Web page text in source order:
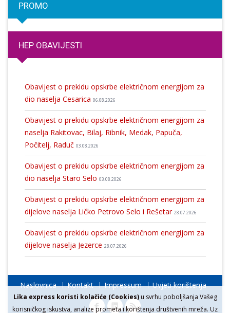
Lika express koristi kolačiće (Cookies)u svrhu poboljšanja Vašeg
korisničkog iskustva, analize prometa i korištenja društvenih mreža. Uz
PROMO
HEP OBAVIJESTI
Obavijest o prekidu opskrbe električnom energijom za
dio naselja Cesarica 06.08.2026
Obavijest o prekidu opskrbe električnom energijom za
naselja Rakitovac, Bilaj, Ribnik, Medak, Papuča,
Počitelj, Raduč 03.08.2026
Obavijest o prekidu opskrbe električnom energijom za
dio naselja Staro Selo 03.08.2026
Obavijest o prekidu opskrbe električnom energijom za
dijelove naselja Ličko Petrovo Selo i Rešetar 28.07.2026
Obavijest o prekidu opskrbe električnom energijom za
dijelove naselja Jezerce 28.07.2026
Naslovnica Kontakt Impressum Uvjeti korištenja